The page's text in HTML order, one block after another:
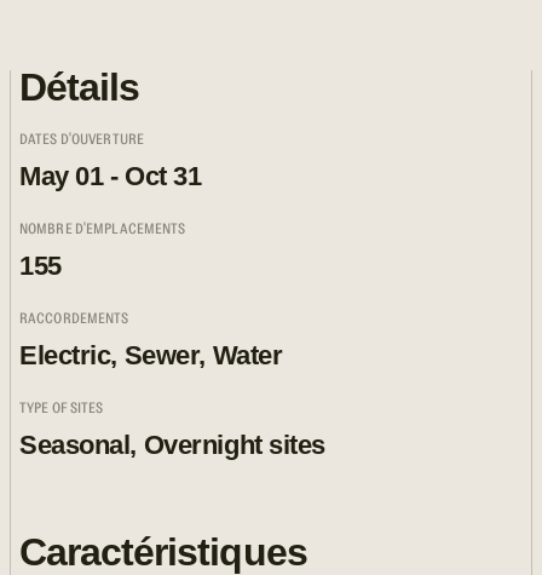
Détails
DATES D'OUVERTURE
May 01 - Oct 31
NOMBRE D'EMPLACEMENTS
155
RACCORDEMENTS
Electric, Sewer, Water
TYPE OF SITES
Seasonal, Overnight sites
Caractéristiques